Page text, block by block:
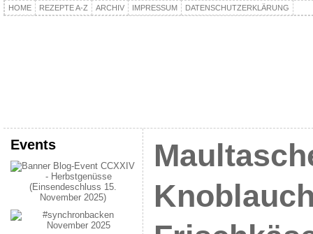
HOME REZEPTE A-Z ARCHIV IMPRESSUM DATENSCHUTZERKLÄRUNG
Events